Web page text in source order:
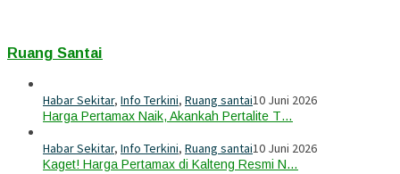
Ruang Santai
Habar Sekitar, Info Terkini, Ruang santai10 Juni 2026
Harga Pertamax Naik, Akankah Pertalite T…
Habar Sekitar, Info Terkini, Ruang santai10 Juni 2026
Kaget! Harga Pertamax di Kalteng Resmi N…